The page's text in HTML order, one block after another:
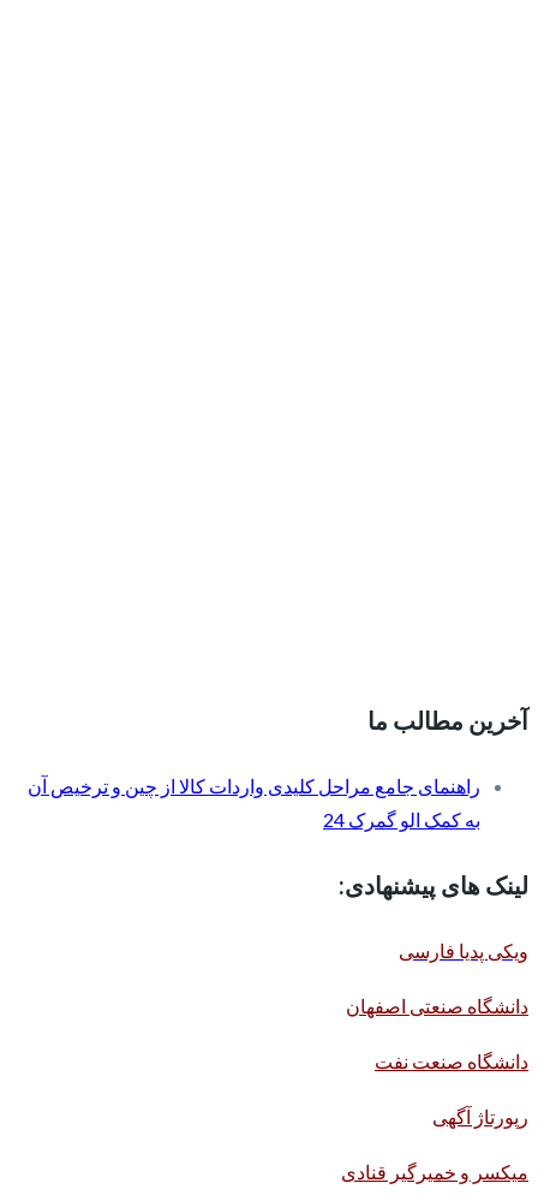
آخرین مطالب ما
راهنمای جامع مراحل کلیدی واردات کالا از چین و ترخیص آن
به کمک الو گمرک 24
لینک های پیشنهادی:
ویکی پدیا فارسی
دانشگاه صنعتی اصفهان
دانشگاه صنعت نفت
رپورتاژ آگهی
میکسر و خمیرگیر قنادی